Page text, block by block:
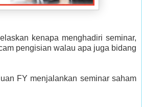
kenapa menghadiri seminar,
pengisian walau apa juga bidang
FY menjalankan seminar saham